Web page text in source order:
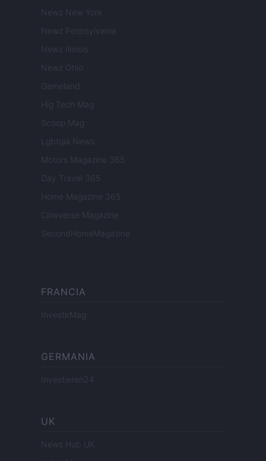
Newz New York
Newz Pennsylvania
Newz Illinois
Newz Ohio
Gameland
Hig Tech Mag
Scoop Mag
Lgbtqia News
Motors Magazine 365
Day Travel 365
Home Magazine 365
Cineverse Magazine
SecondHomeMagazine
FRANCIA
InvestirMag
GERMANIA
Investieren24
UK
News Hub UK